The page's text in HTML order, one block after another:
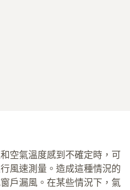
空氣溫度感到不確定時，可
風速測量。造成這種情況的
戶漏風。在某些情況下，氣